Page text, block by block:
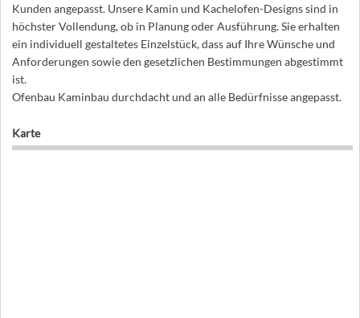
Kunden angepasst. Unsere Kamin und Kachelofen-Designs sind in
höchster Vollendung, ob in Planung oder Ausführung. Sie erhalten
ein individuell gestaltetes Einzelstück, dass auf Ihre Wünsche und
Anforderungen sowie den gesetzlichen Bestimmungen abgestimmt
ist.
Ofenbau Kaminbau durchdacht und an alle Bedürfnisse angepasst.
Karte